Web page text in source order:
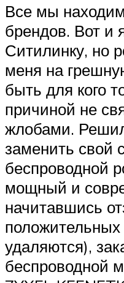
Все мы
брендов. Вот и
Ситилинку, но
меня на
быть для кого
причиной не
жлобами.
заменить свой
беспроводной
мощный и
начитавшись
удаляются),
беспроводной